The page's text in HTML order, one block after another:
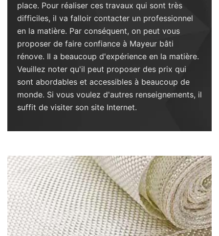
place. Pour réaliser ces travaux qui sont très
difficiles, il va falloir contacter un professionnel
en la matière. Par conséquent, on peut vous
proposer de faire confiance à Mayeur bâti
rénove. Il a beaucoup d'expérience en la matière.
Veuillez noter qu'il peut proposer des prix qui
sont abordables et accessibles à beaucoup de
monde. Si vous voulez d'autres renseignements, il
suffit de visiter son site Internet.